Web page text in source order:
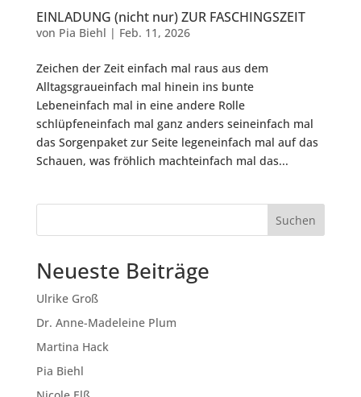
EINLADUNG (nicht nur) ZUR FASCHINGSZEIT
von Pia Biehl | Feb. 11, 2026
Zeichen der Zeit einfach mal raus aus dem
Alltagsgraueinfach mal hinein ins bunte
Lebeneinfach mal in eine andere Rolle
schlüpfeneinfach mal ganz anders seineinfach mal
das Sorgenpaket zur Seite legeneinfach mal auf das
Schauen, was fröhlich machteinfach mal das...
Suchen
Neueste Beiträge
Ulrike Groß
Dr. Anne-Madeleine Plum
Martina Hack
Pia Biehl